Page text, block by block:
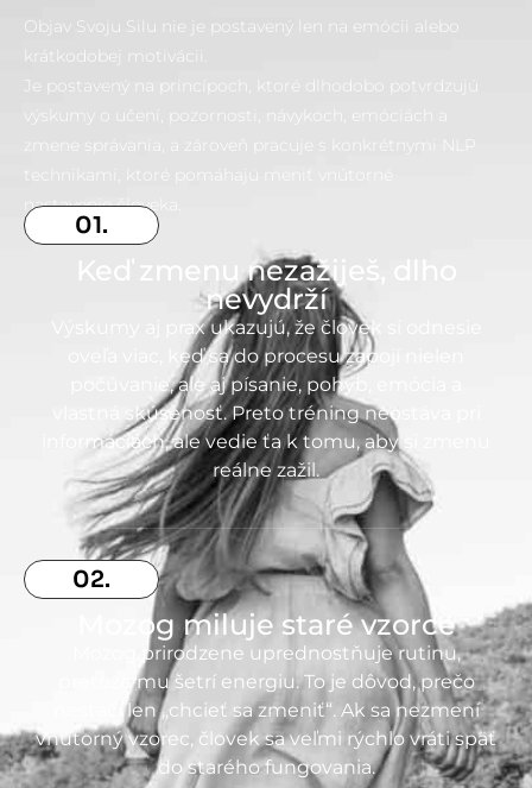
Objav Svoju Silu nie je postavený len na emócii alebo
krátkodobej motivácii.
Je postavený na princípoch, ktoré dlhodobo potvrdzujú
výskumy o učení, pozornosti, návykoch, emóciách a
zmene správania, a zároveň pracuje s konkrétnymi NLP
technikami, ktoré pomáhajú meniť vnútorné
nastavenie človeka.
01.
Keď zmenu nezažiješ, dlho
nevydrží
Výskumy aj prax ukazujú, že človek si odnesie
oveľa viac, keď sa do procesu zapojí nielen
počúvanie, ale aj písanie, pohyb, emócia a
vlastná skúsenosť. Preto tréning neostáva pri
informáciách, ale vedie ťa k tomu, aby si zmenu
reálne zažil.
02.
Mozog miluje staré vzorce
Mozog prirodzene uprednostňuje rutinu,
pretože mu šetrí energiu. To je dôvod, prečo
nestačí len „chcieť sa zmeniť“. Ak sa nezmení
vnútorný vzorec, človek sa veľmi rýchlo vráti späť
do starého fungovania.